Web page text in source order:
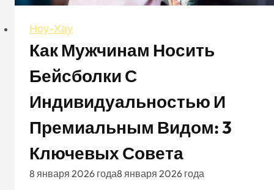
Ноу-Хау
Как Мужчинам Носить
Бейсболки С
Индивидуальностью И
Премиальным Видом: 3
Ключевых Совета
8 января 2026 года8 января 2026 года